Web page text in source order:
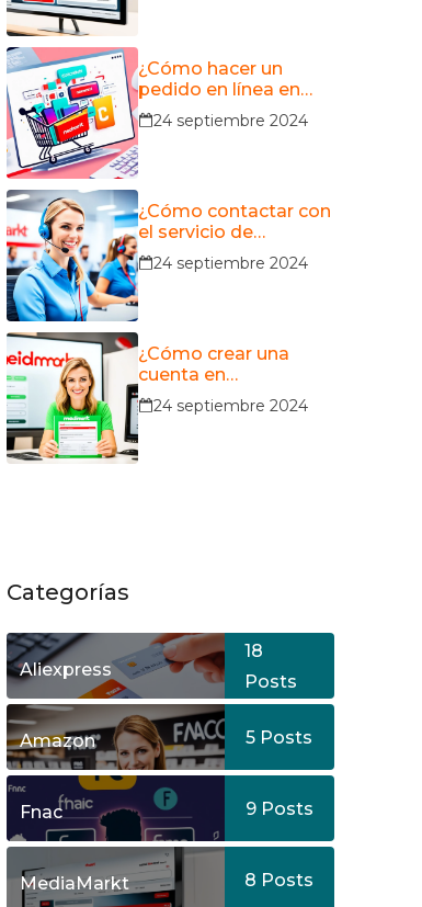
¿Cómo hacer un
pedido en línea en
MediaMarkt?
24 septiembre 2024
¿Cómo contactar con
el servicio de
atención al cliente de
MediaMarkt?
24 septiembre 2024
¿Cómo crear una
cuenta en
MediaMarkt?
24 septiembre 2024
Categorías
Aliexpress
18
Posts
Amazon 5 Posts
Fnac 9 Posts
MediaMarkt 8 Posts